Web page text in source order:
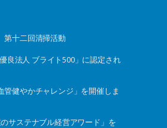
十二回清掃活動
良法人 ブライト500」に認定され
管健やかチャレンジ」を開催しま
サステナブル経営アワード」を